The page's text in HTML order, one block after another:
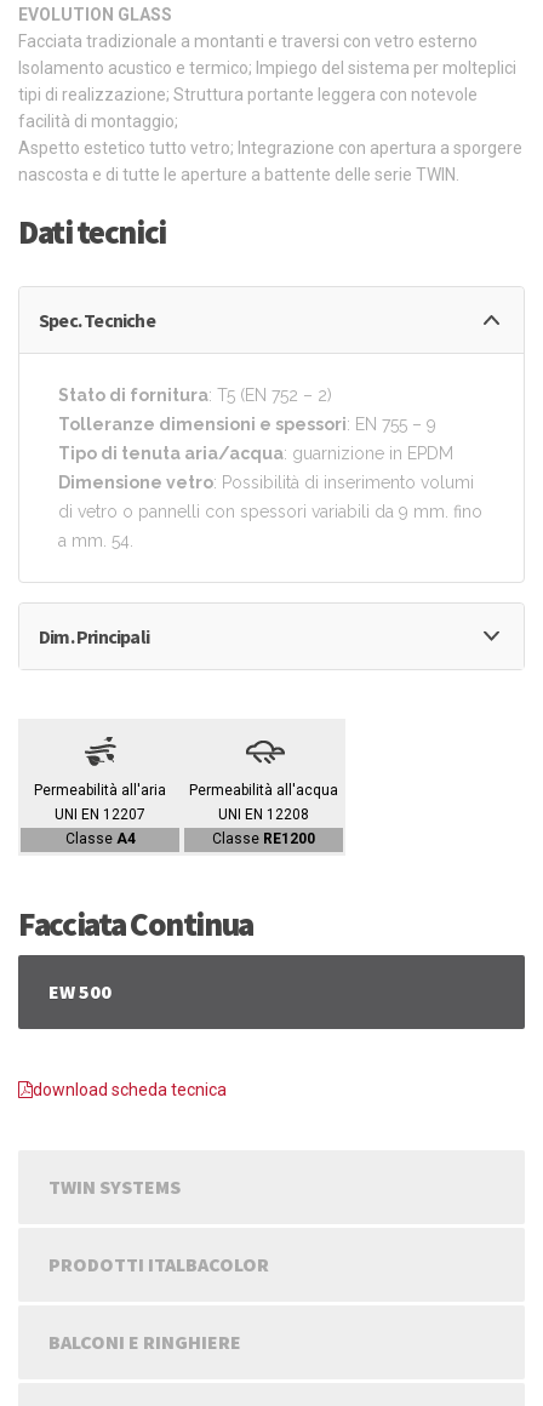
EVOLUTION GLASS
Facciata tradizionale a montanti e traversi con vetro esterno
Isolamento acustico e termico; Impiego del sistema per molteplici
tipi di realizzazione; Struttura portante leggera con notevole
facilità di montaggio;
Aspetto estetico tutto vetro; Integrazione con apertura a sporgere
nascosta e di tutte le aperture a battente delle serie TWIN.
Dati tecnici
Spec. Tecniche
Stato di fornitura: T5 (EN 752 – 2)
Tolleranze dimensioni e spessori: EN 755 – 9
Tipo di tenuta aria/acqua: guarnizione in EPDM
Dimensione vetro: Possibilità di inserimento volumi
di vetro o pannelli con spessori variabili da 9 mm. fino
a mm. 54.
Dim. Principali
Permeabilità all'aria
UNI EN 12207
Classe A4
Permeabilità all'acqua
UNI EN 12208
Classe RE1200
Facciata Continua
EW 500
download scheda tecnica
TWIN SYSTEMS
PRODOTTI ITALBACOLOR
BALCONI E RINGHIERE